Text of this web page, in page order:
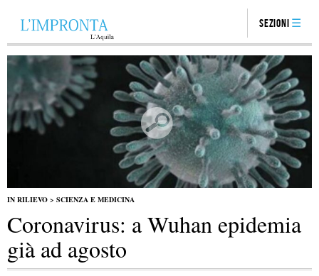
Sezioni
IN RILIEVO > SCIENZA E MEDICINA
Coronavirus: a Wuhan epidemia
già ad agosto